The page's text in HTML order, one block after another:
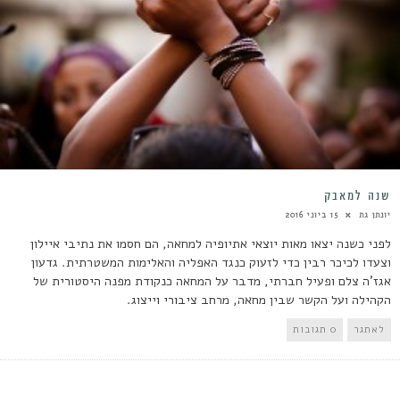
שנה למאבק
יונתן גת 15 ביוני 2016
לפני כשנה יצאו מאות יוצאי אתיופיה למחאה, הם חסמו את נתיבי איילון
וצעדו לכיכר רבין כדי לזעוק כנגד האפליה והאלימות המשטרתית. גדעון
אגז'ה צלם ופעיל חברתי, מדבר על המחאה כנקודת מפנה היסטורית של
הקהילה ועל הקשר שבין מחאה, מרחב ציבורי וייצוג.
לאתגר 0 תגובות